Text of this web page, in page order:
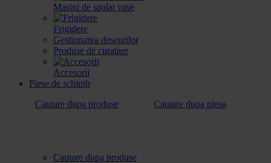
Masini de spalat vase
Frigidere
Gestionarea deseurilor
Produse de curatare
Accesorii
Piese de schimb
Cautare dupa produse
Cautare dupa piesa
Cautare dupa produse